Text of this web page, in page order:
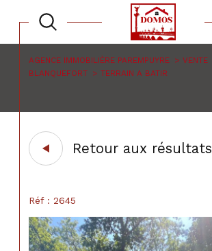
AGENCE IMMOBILIÈRE PAREMPUYRE
VENTE
BLANQUEFORT
TERRAIN A BATIR
Retour aux résultats
Réf : 2645